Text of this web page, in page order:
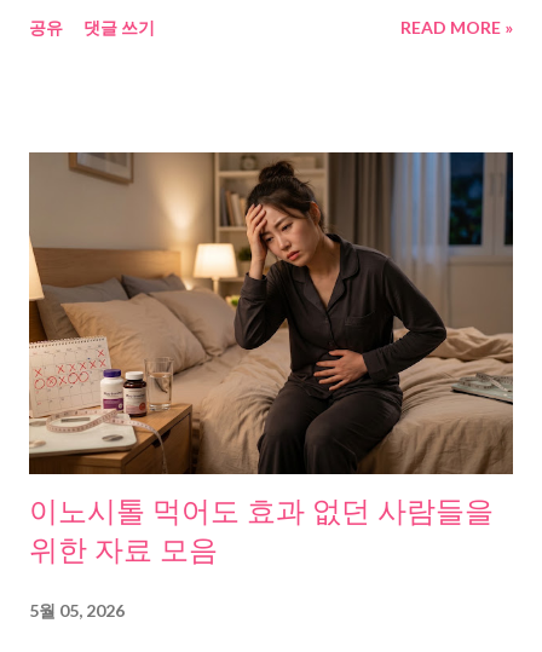
인의 핵심 성분 6-파라돌에 대한 임상 결과를 정리해봤다. 먹는 양
따르면, 미국 예일대·독일 본대학 공동연구팀은 중년 이후 지방 세
포 내 염증 반응이 복부지방 축적의 핵심 원인이라는 사실을 밝혀
냈다. 동아일보 는 한국 연구진의 결과를 인용해, 중년기 내장지방
증가는 에너지 소비 감소보다 “미성숙 지방세포의 분화” 때문이라
고 보도했다. 결국, 적게 먹는다고 해결되는 문제가 아니다. 파라다
이스그레인이 주목받는 이유, 중년 내장지방의 원인을 추적하다
문제의 핵심은 백색지방이다. 우리 몸에는 두 종류의 지방이 있다.
에너지를 저장만 하는 백색지방, 에너지를 태워서 열로 바꾸는 갈
색지방. 중년이 될수록 갈색지방은 줄고, 백색지방이 내장 주변에
쌓인다. 이 내장지방은 단순히 보기 싫은 수준이 아니다. 조선일보
에 따르면, 내장지방은 당뇨, 심장질환, 뇌졸중 위험을 높이는 뱃속
시한폭탄이다. 의학신문 은 폐경 후 여성에서 에스트로겐 감소로
복부 내장지방이 급증하며 심혈관질환 위험이 더 커진다는 국내
연구를 보도했다. 그러니까 중년의 뱃살은 단순한 미용 문제가 아
공유 댓글 쓰기 READ MORE »
이노시톨 먹어도 효과 없던 사람들을
위한 자료 모음
5월 05, 2026